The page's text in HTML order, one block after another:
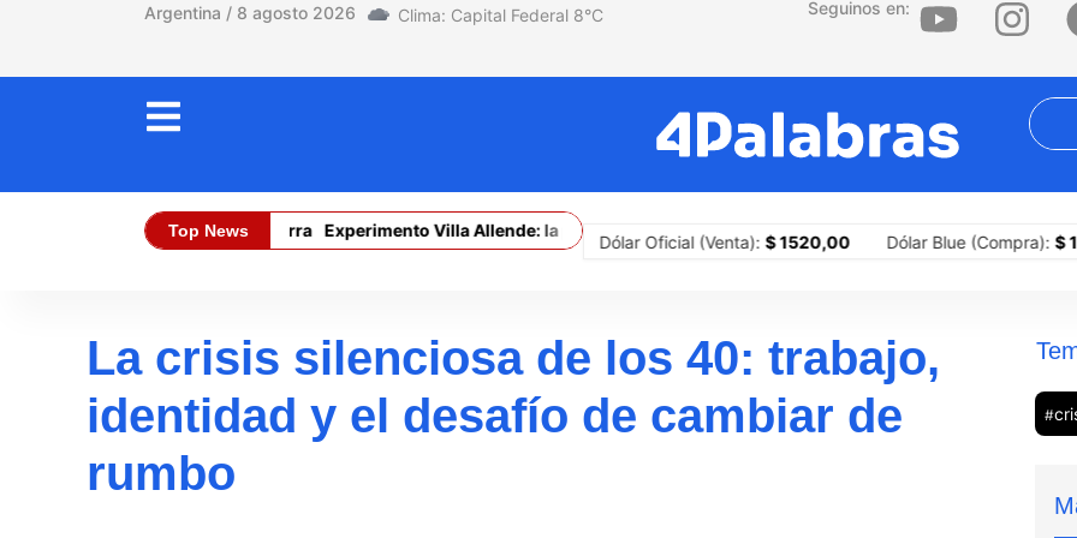
Argentina / 8 agosto 2026 8°C Seguinos en:
Top News
El límite está en la tierra Experimento Villa Allende: la primera ciudad del país en implementar portones para sitiar barrios
Dólar Oficial (Compra):$ 1470,00 Dólar Oficial (Venta):$ 1520,00 Dólar Blue (Compra):$
La crisis silenciosa de los 40: trabajo,
identidad y el desafío de cambiar de
rumbo
#